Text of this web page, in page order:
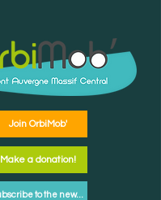
Join OrbiMob'
Subscribe to the newsletter
Make a donation!